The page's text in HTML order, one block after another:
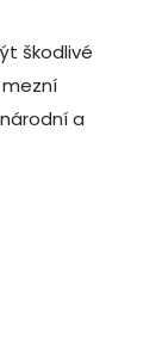
škodlivé
a